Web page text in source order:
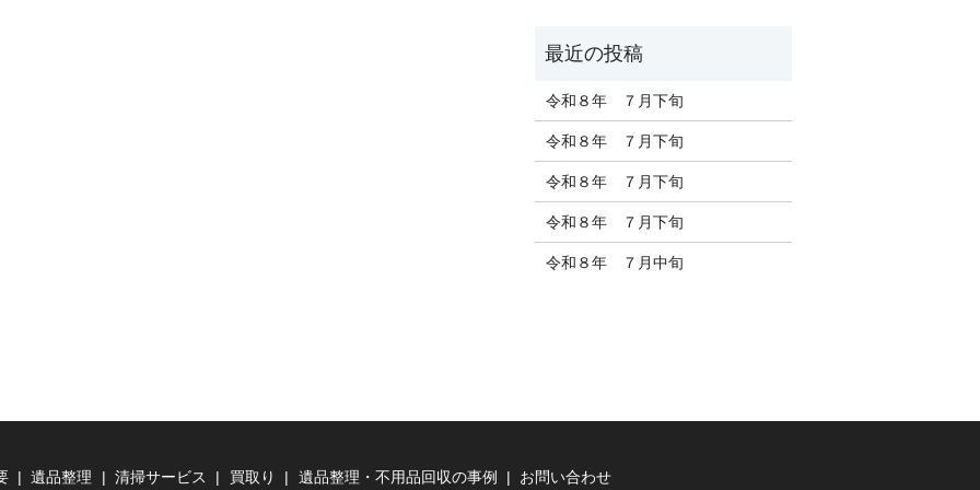
令和８年 ７月下旬
令和８年 ７月下旬
令和８年 ７月下旬
令和８年 ７月下旬
令和８年 ７月中旬
遺品整理 清掃サービス 買取り 遺品整理・不用品回収の事例 お問い合わせ